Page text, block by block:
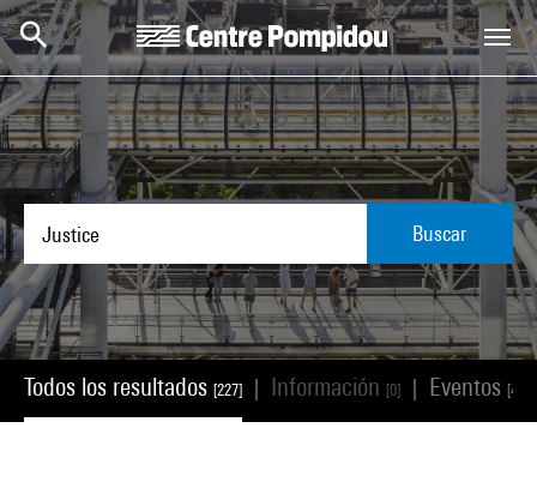
Skip to main content
Centre Pompidou
Buscar
Todos los resultados [227] Información [0] Eventos [41]